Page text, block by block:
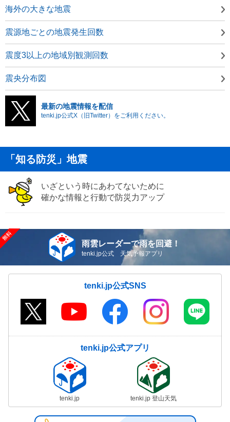
海外の大きな地震
震源地ごとの地震発生回数
震度3以上の地域別観測回数
震央分布図
最新の地震情報を配信
tenki.jp公式X（旧Twitter）をご利用ください。
「知る防災」地震
いざという時にあわてないために
確かな情報と行動で防災力アップ
雨雲レーダーで雨を回避！
tenki.jp公式 天気予報アプリ
tenki.jp公式SNS
tenki.jp公式アプリ
tenki.jp tenki.jp 登山天気